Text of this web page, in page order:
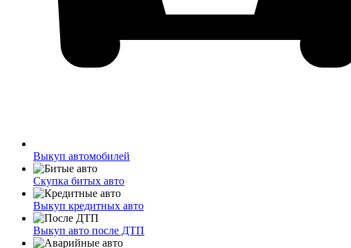
Выкуп автомобилей
Скупка битых авто
Выкуп кредитных авто
Выкуп авто после ДТП